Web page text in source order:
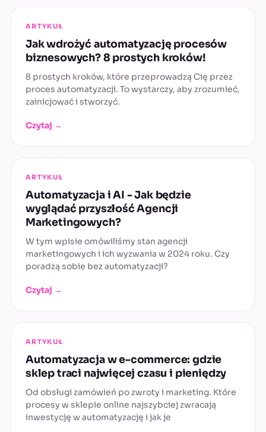
ARTYKUŁ
Jak wdrożyć automatyzację procesów
biznesowych? 8 prostych kroków!
8 prostych kroków, które przeprowadzą Cię przez
proces automatyzacji. To wystarczy, aby zrozumieć,
zainicjować i stworzyć.
Czytaj →
ARTYKUŁ
Automatyzacja i AI - Jak będzie
wyglądać przyszłość Agencji
Marketingowych?
W tym wpisie omówiliśmy stan agencji
marketingowych i ich wyzwania w 2024 roku. Czy
poradzą sobie bez automatyzacji?
Czytaj →
ARTYKUŁ
Automatyzacja w e-commerce: gdzie
sklep traci najwięcej czasu i pieniędzy
Od obsługi zamówień po zwroty i marketing. Które
procesy w sklepie online najszybciej zwracają
inwestycję w automatyzację i jak je